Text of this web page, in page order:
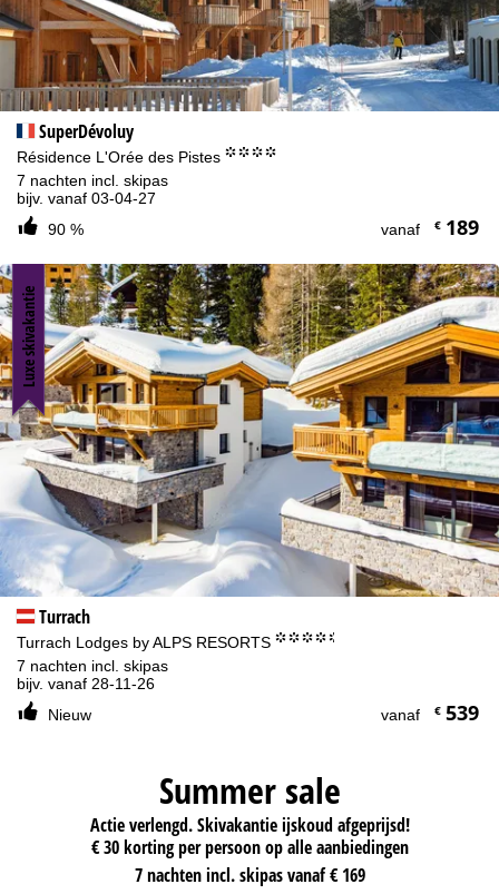
SuperDévoluy
Résidence L'Orée des Pistes °°°°
7 nachten incl. skipas
bijv. vanaf 03-04-27
90 %
vanaf €189
Turrach
Turrach Lodges by ALPS RESORTS °°°°.
7 nachten incl. skipas
bijv. vanaf 28-11-26
Nieuw
vanaf €539
Luxe skivakantie
Summer sale
Actie verlengd. Skivakantie ijskoud afgeprijsd!
€ 30 korting per persoon op alle aanbiedingen
7 nachten incl. skipas vanaf € 169